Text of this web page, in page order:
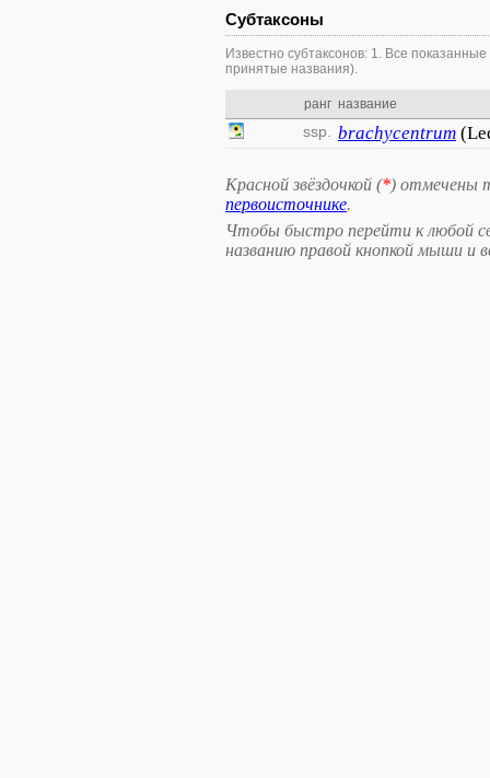
Субтаксоны
Известно субтаксонов: 1. Все
принятые названия).
ранг название
ssp. brachycentrum
Красной звёздочкой (*) отмечены
первоисточнике.
Чтобы быстро перейти к любой
названию правой кнопкой мыши и